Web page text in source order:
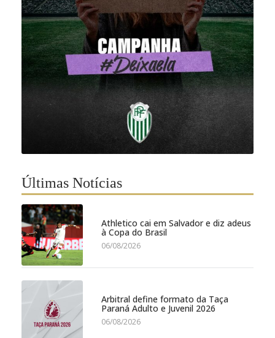
Últimas Notícias
Athletico cai em Salvador e diz adeus
à Copa do Brasil
06/08/2026
Arbitral define formato da Taça
Paraná Adulto e Juvenil 2026
06/08/2026